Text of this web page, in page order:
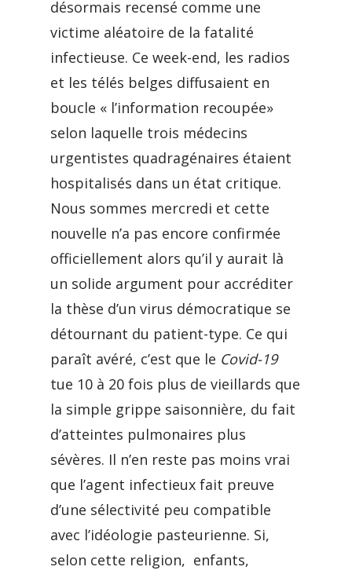
désormais recensé comme une
victime aléatoire de la fatalité
infectieuse. Ce week-end, les radios
et les télés belges diffusaient en
boucle « l’information recoupée»
selon laquelle trois médecins
urgentistes quadragénaires étaient
hospitalisés dans un état critique.
Nous sommes mercredi et cette
nouvelle n’a pas encore confirmée
officiellement alors qu’il y aurait là
un solide argument pour accréditer
la thèse d’un virus démocratique se
détournant du patient-type. Ce qui
paraît avéré, c’est que le Covid-19
tue 10 à 20 fois plus de vieillards que
la simple grippe saisonnière, du fait
d’atteintes pulmonaires plus
sévères. Il n’en reste pas moins vrai
que l’agent infectieux fait preuve
d’une sélectivité peu compatible
avec l’idéologie pasteurienne. Si,
selon cette religion, enfants,